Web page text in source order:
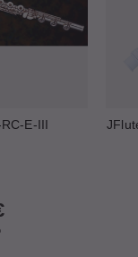
E-III